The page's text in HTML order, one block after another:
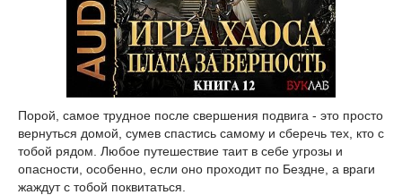
Порой, самое трудное после свершения подвига - это просто
вернуться домой, сумев спастись самому и сберечь тех, кто с
тобой рядом. Любое путешествие таит в себе угрозы и
опасности, особенно, если оно проходит по Бездне, а враги
жаждут с тобой поквитаться.